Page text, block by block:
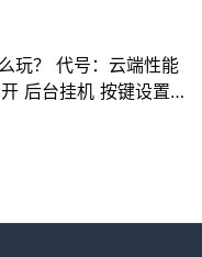
玩？ 代号：云端性能
后台挂机 按键设置